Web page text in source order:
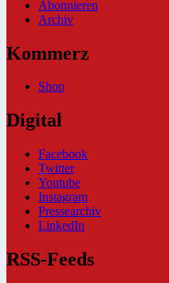
Abonnieren
Archiv
Kommerz
Shop
Digital
Facebook
Twitter
Youtube
Instagram
Pressearchiv
LinkedIn
RSS-Feeds